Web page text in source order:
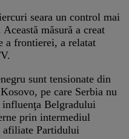
seara un control mai
măsură a creat
a frontierei, a relatat
sunt tensionate din
pe care Serbia nu
Belgradului
prin intermediul
Partidului